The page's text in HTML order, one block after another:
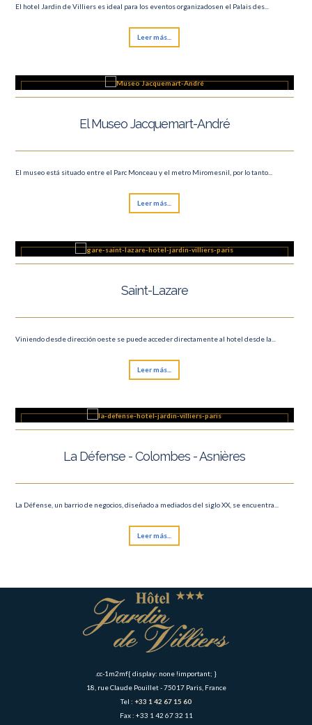
El hotel Jardin de Villiers es ideal para los eventos organizadosen el Palais des...
Leer más...
El Museo Jacquemart-André
El museo está situado entre el Parc Monceau y el metro Miromesnil, por lo tanto...
Leer más...
Saint-Lazare
Viniendo desde dirección oeste se puede acceder directamente al hotel desde la...
Leer más...
La Défense - Colombes - Asnières
La Défense, un barrio de negocios, diseñado a mediados del siglo XX, se encuentra...
Leer más...
.cc-1m2mf{ display: none !important; }
18, rue Claude Pouillet - 75017 Paris, France
Tel : +33 1 42 67 15 60
Fax : +33 1 42 67 32 11